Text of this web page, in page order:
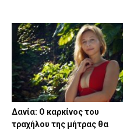
Δανία: Ο καρκίνος του
τραχήλου της μήτρας θα